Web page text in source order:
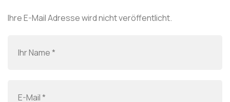
Ihre E-Mail Adresse wird nicht veröffentlicht.